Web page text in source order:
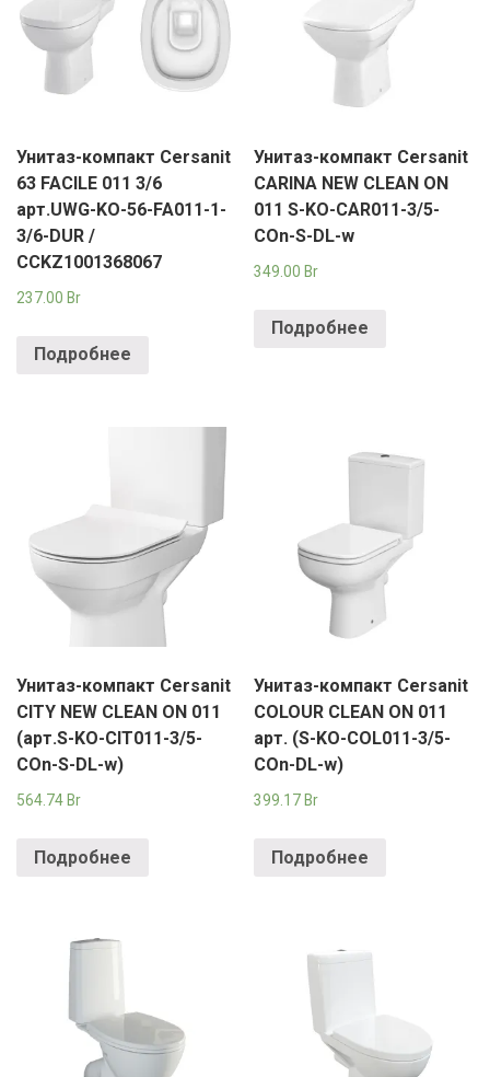
Унитаз-компакт Cersanit
63 FACILE 011 3/6
арт.UWG-KO-56-FA011-1-
3/6-DUR /
CCKZ1001368067
237.00 Br
Подробнее
Унитаз-компакт Cersanit
CARINA NEW CLEAN ON
011 S-KO-CAR011-3/5-
COn-S-DL-w
349.00 Br
Подробнее
Унитаз-компакт Cersanit
CITY NEW CLEAN ON 011
(арт.S-KO-CIT011-3/5-
COn-S-DL-w)
564.74 Br
Подробнее
Унитаз-компакт Cersanit
COLOUR CLEAN ON 011
арт. (S-KO-COL011-3/5-
COn-DL-w)
399.17 Br
Подробнее